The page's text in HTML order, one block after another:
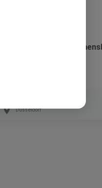
Consultant
Düsseldorf